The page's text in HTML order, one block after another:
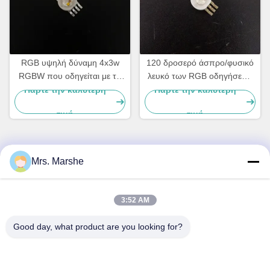
RGB υψηλή δύναμη 4x3w
RGBW που οδηγείται με το
PCB αστεριών για το σκηνικό
Πάρτε την καλύτερη
τιμή
120 δροσερό άσπρο/φυσικό
λευκό των RGB οδηγήσεων
υψηλής δύναμης βαθμού για
το οδηγημένο φως λουρίδων
Πάρτε την καλύτερη
τιμή
Γρήγορη επικοινωνία
Longxiang, περιοχή Longgang, Shenzhen, Κίνα 518172
Mrs. Marshe
3:52 AM
Good day, what product are you looking for?